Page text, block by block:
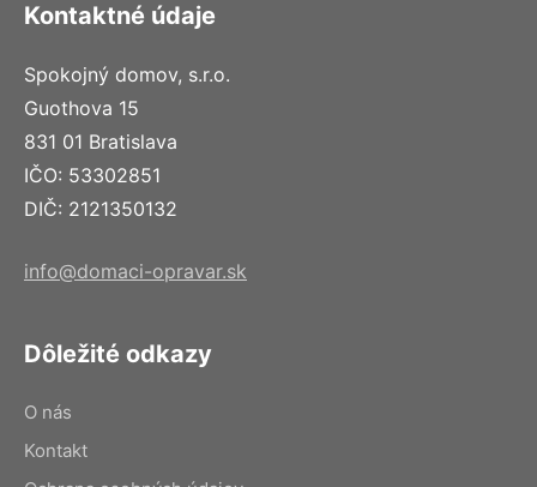
Kontaktné údaje
Spokojný domov, s.r.o.
Guothova 15
831 01 Bratislava
IČO: 53302851
DIČ: 2121350132
info@domaci-opravar.sk
Dôležité odkazy
O nás
Kontakt